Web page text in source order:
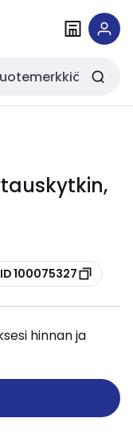
100075327
hinnan ja